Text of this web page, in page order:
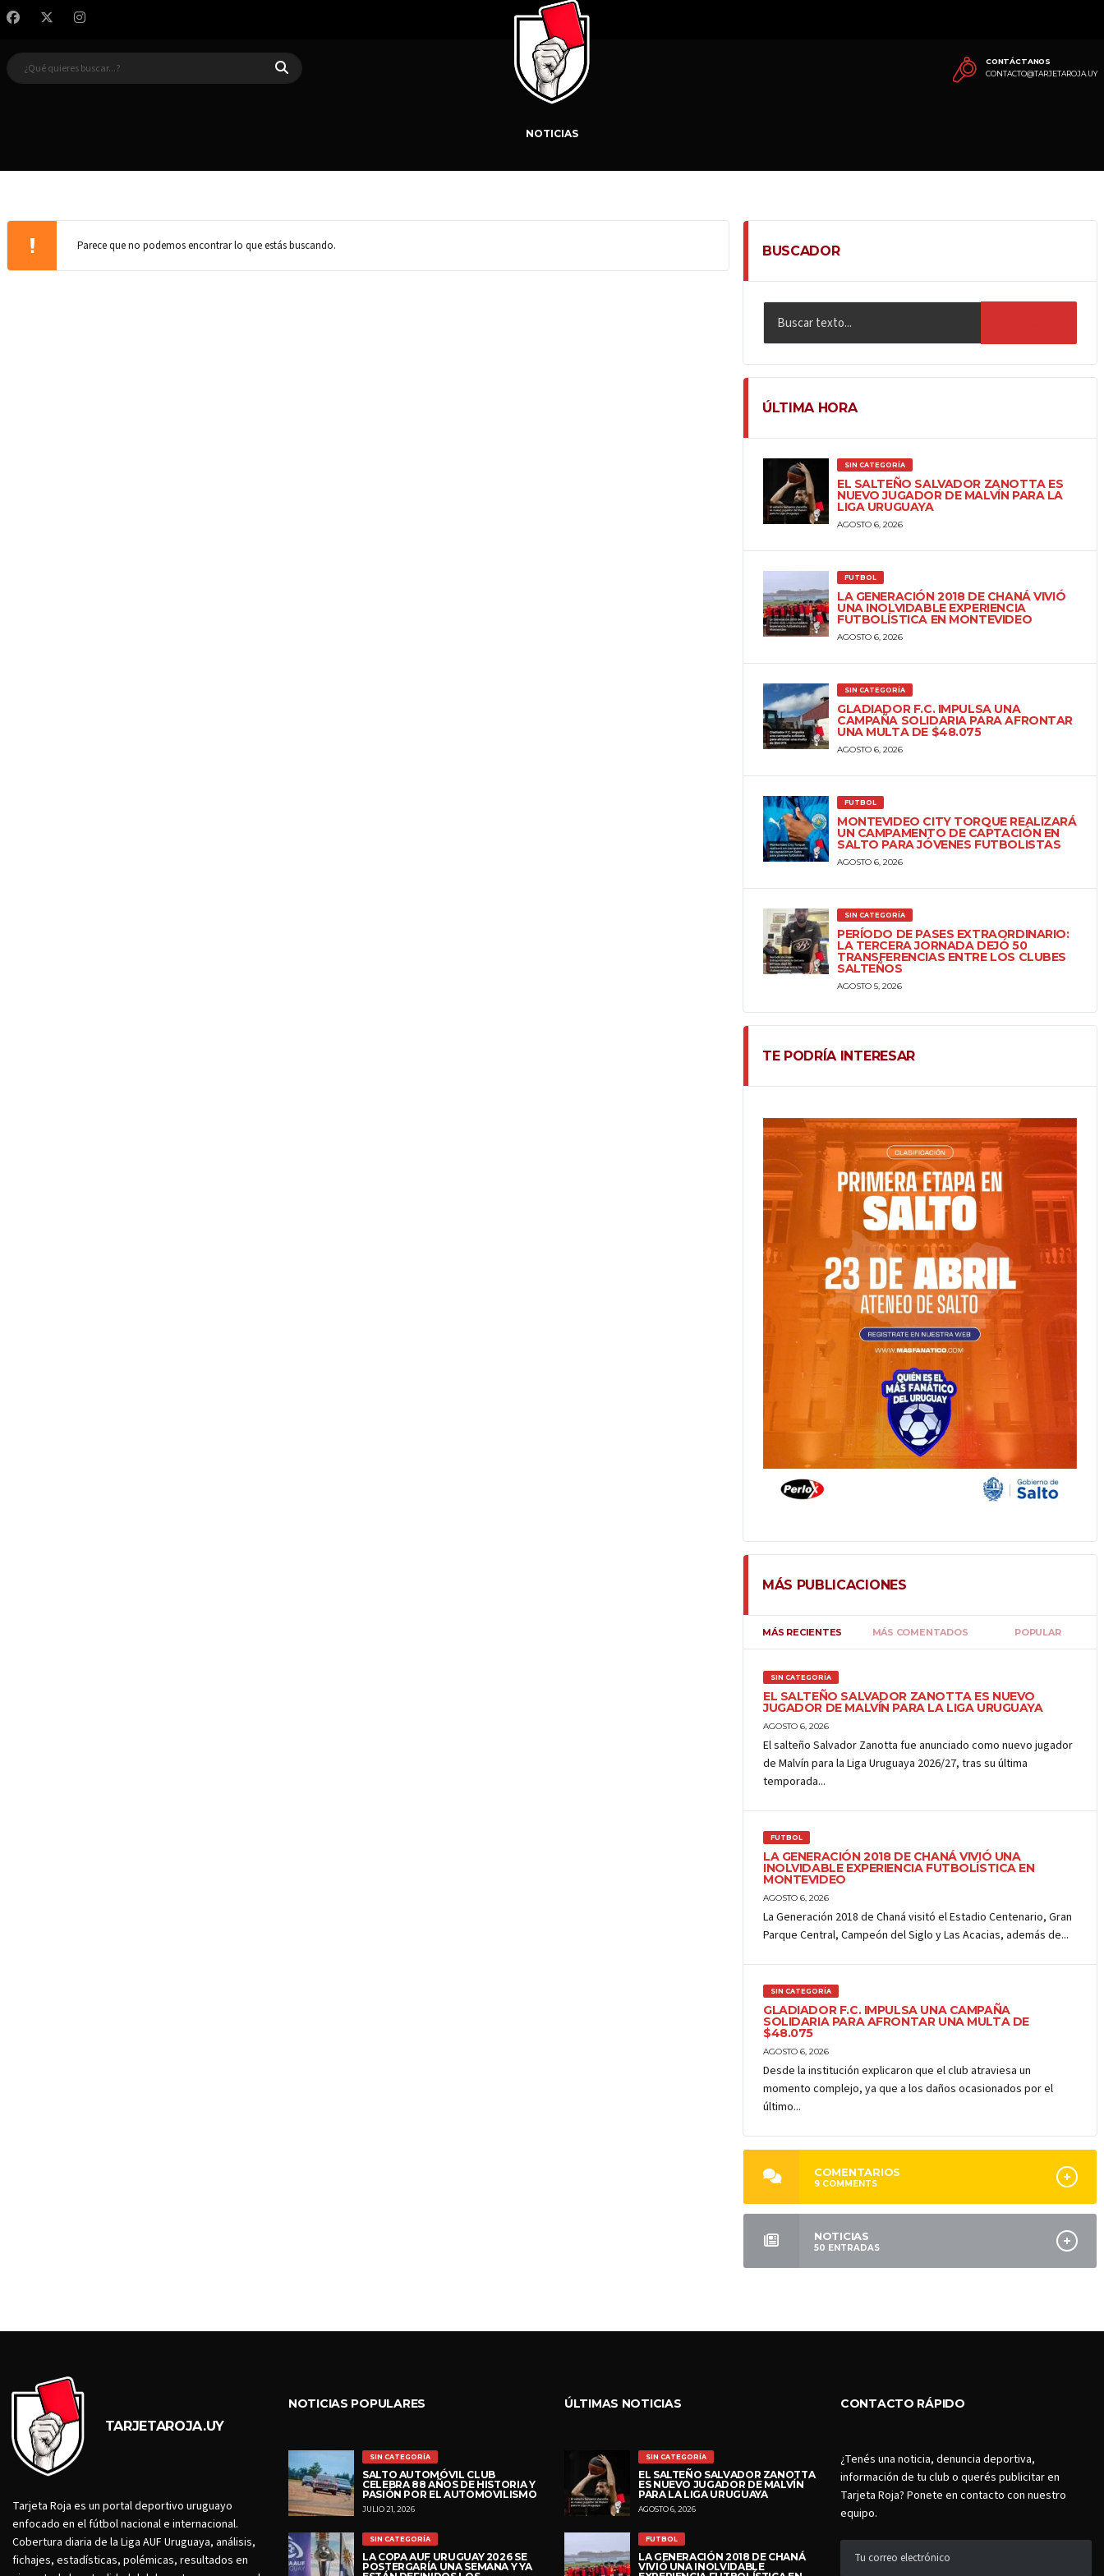
CONTÁCTANOS
CONTACTO@TARJETAROJA.UY
NOTICIAS
Parece que no podemos encontrar lo que estás buscando. BUSCADOR
ÚLTIMA HORA
SIN CATEGORÍA
EL SALTEÑO SALVADOR ZANOTTA ES
NUEVO JUGADOR DE MALVÍN PARA LA
LIGA URUGUAYA
AGOSTO 6, 2026
FUTBOL
LA GENERACIÓN 2018 DE CHANÁ VIVIÓ
UNA INOLVIDABLE EXPERIENCIA
FUTBOLÍSTICA EN MONTEVIDEO
AGOSTO 6, 2026
SIN CATEGORÍA
GLADIADOR F.C. IMPULSA UNA
CAMPAÑA SOLIDARIA PARA AFRONTAR
UNA MULTA DE $48.075
AGOSTO 6, 2026
FUTBOL
MONTEVIDEO CITY TORQUE REALIZARÁ
UN CAMPAMENTO DE CAPTACIÓN EN
SALTO PARA JÓVENES FUTBOLISTAS
AGOSTO 6, 2026
SIN CATEGORÍA
PERÍODO DE PASES EXTRAORDINARIO:
LA TERCERA JORNADA DEJÓ 50
TRANSFERENCIAS ENTRE LOS CLUBES
SALTEÑOS
AGOSTO 5, 2026
TE PODRÍA INTERESAR
MÁS PUBLICACIONES
MÁS RECIENTES MÁS COMENTADOS POPULAR
SIN CATEGORÍA
EL SALTEÑO SALVADOR ZANOTTA ES NUEVO
JUGADOR DE MALVÍN PARA LA LIGA URUGUAYA
AGOSTO 6, 2026
El salteño Salvador Zanotta fue anunciado como nuevo jugador
de Malvín para la Liga Uruguaya 2026/27, tras su última
temporada...
FUTBOL
LA GENERACIÓN 2018 DE CHANÁ VIVIÓ UNA
INOLVIDABLE EXPERIENCIA FUTBOLÍSTICA EN
MONTEVIDEO
AGOSTO 6, 2026
La Generación 2018 de Chaná visitó el Estadio Centenario, Gran
Parque Central, Campeón del Siglo y Las Acacias, además de...
SIN CATEGORÍA
GLADIADOR F.C. IMPULSA UNA CAMPAÑA
SOLIDARIA PARA AFRONTAR UNA MULTA DE
$48.075
AGOSTO 6, 2026
Desde la institución explicaron que el club atraviesa un
momento complejo, ya que a los daños ocasionados por el
último...
COMENTARIOS
9 COMMENTS
NOTICIAS
50 ENTRADAS
TARJETAROJA.UY
Tarjeta Roja es un portal deportivo uruguayo
enfocado en el fútbol nacional e internacional.
Cobertura diaria de la Liga AUF Uruguaya, análisis,
fichajes, estadísticas, polémicas, resultados en
NOTICIAS POPULARES
SIN CATEGORÍA
SALTO AUTOMÓVIL CLUB
CELEBRA 88 AÑOS DE HISTORIA Y
PASIÓN POR EL AUTOMOVILISMO
JULIO 21, 2026
SIN CATEGORÍA
LA COPA AUF URUGUAY 2026 SE
POSTERGARÍA UNA SEMANA Y YA
ÚLTIMAS NOTICIAS
SIN CATEGORÍA
EL SALTEÑO SALVADOR ZANOTTA
ES NUEVO JUGADOR DE MALVÍN
PARA LA LIGA URUGUAYA
AGOSTO 6, 2026
FUTBOL
LA GENERACIÓN 2018 DE CHANÁ
VIVIÓ UNA INOLVIDABLE
CONTACTO RÁPIDO
¿Tenés una noticia, denuncia deportiva,
información de tu club o querés publicitar en
Tarjeta Roja? Ponete en contacto con nuestro
equipo.